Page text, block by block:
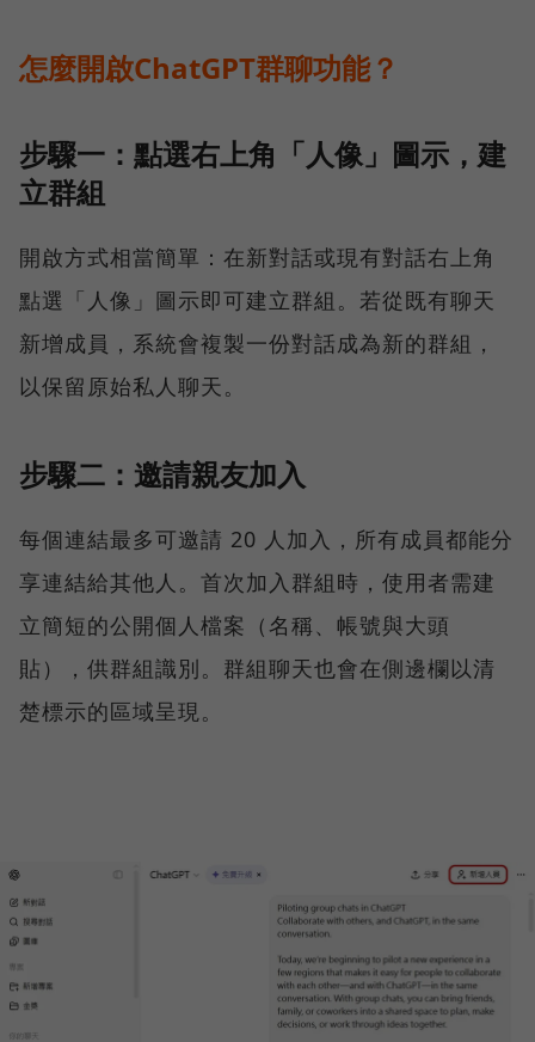
怎麼開啟ChatGPT群聊功能？
步驟一：點選右上角「人像」圖示，建
立群組
開啟方式相當簡單：在新對話或現有對話右上角
點選「人像」圖示即可建立群組。若從既有聊天
新增成員，系統會複製一份對話成為新的群組，
以保留原始私人聊天。
步驟二：邀請親友加入
每個連結最多可邀請 20 人加入，所有成員都能分
享連結給其他人。首次加入群組時，使用者需建
立簡短的公開個人檔案（名稱、帳號與大頭
貼），供群組識別。群組聊天也會在側邊欄以清
楚標示的區域呈現。